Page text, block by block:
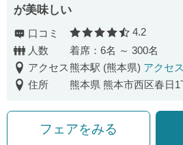
が美味しい
口コミ 口コミ評価
4.2
人数
着席：6名 ～ 300名
アクセス熊本駅 (熊本県) アクセ
住所
熊本県 熊本市西区春日1
フェアをみる